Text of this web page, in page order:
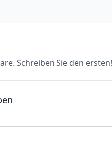
Schreiben Sie den ersten!